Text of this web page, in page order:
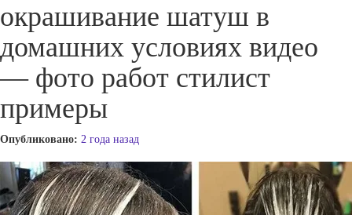
окрашивание шатуш в
домашних условиях видео
— фото работ стилист
примеры
Опубликовано: 2 года назад